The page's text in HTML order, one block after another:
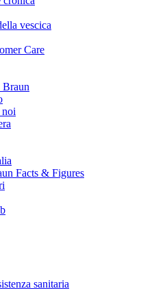
Visita il catalogo B. Braun
per entrare subito in contatto
vescica
Care
noi
Facts & Figures
sanitaria